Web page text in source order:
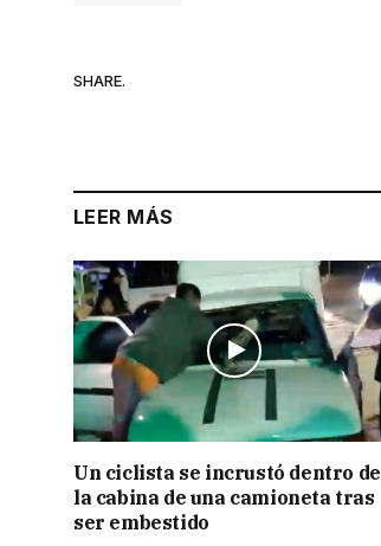
SHARE.
LEER MÁS
Un ciclista se incrustó dentro de
la cabina de una camioneta tras
ser embestido